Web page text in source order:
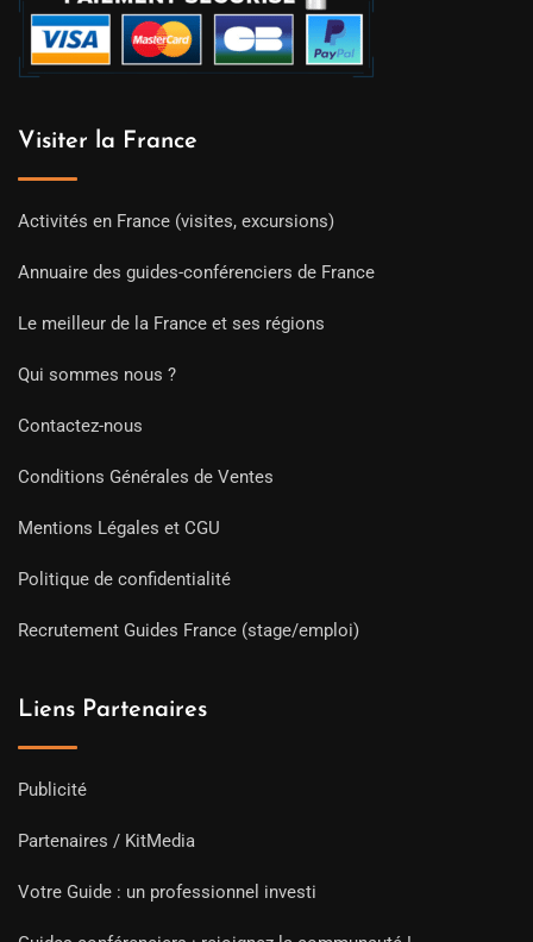
Visiter la France
Activités en France (visites, excursions)
Annuaire des guides-conférenciers de France
Le meilleur de la France et ses régions
Qui sommes nous ?
Contactez-nous
Conditions Générales de Ventes
Mentions Légales et CGU
Politique de confidentialité
Recrutement Guides France (stage/emploi)
Liens Partenaires
Publicité
Partenaires / KitMedia
Votre Guide : un professionnel investi